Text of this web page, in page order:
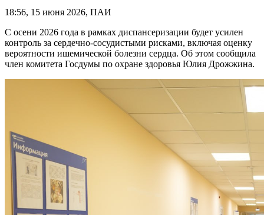
18:56, 15 июня 2026, ПАИ
С осени 2026 года в рамках диспансеризации будет усилен
контроль за сердечно-сосудистыми рисками, включая оценку
вероятности ишемической болезни сердца. Об этом сообщила
член комитета Госдумы по охране здоровья Юлия Дрожжина.